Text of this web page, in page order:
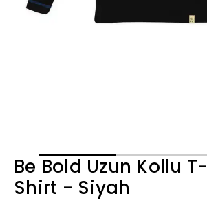
Be Bold Uzun Kollu T-
Shirt - Siyah